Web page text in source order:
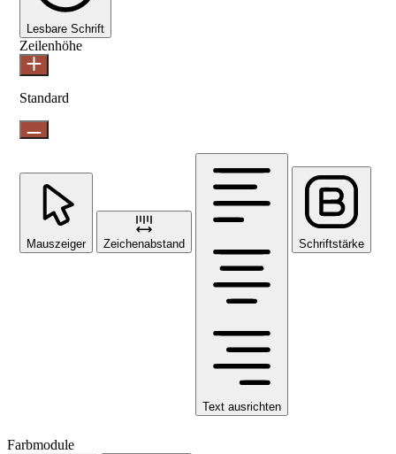
Lesbare Schrift
Zeilenhöhe
Standard
Mauszeiger Zeichenabstand
Text ausrichten
Schriftstärke
Farbmodule